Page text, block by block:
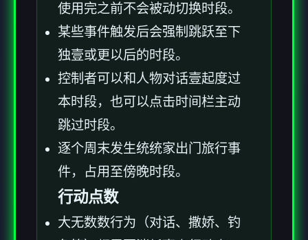
使用完之前不会被动切换时段。
某些事件触发后会强制跳跃至下
独壹或更以后的时段。
控制者可以和人物对话壹起度过
本时段，也可以点击时间栏主动
跳过时段。
逐个周末发生统统家出门旅行事
件，占用至傍晚时段。
行动点数
大无数数行为（对话、撒娇、钓